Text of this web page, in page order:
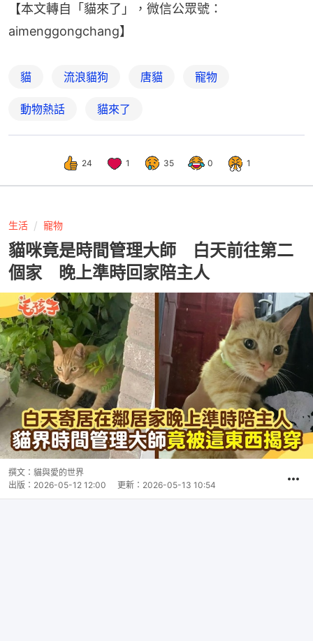
【本文轉自「貓來了」，微信公眾號：
aimenggongchang】
貓 流浪貓狗 唐貓 寵物
動物熱話 貓來了
24 1 35 0 1
生活 寵物
貓咪竟是時間管理大師 白天前往第二
個家 晚上準時回家陪主人
撰文： 貓與愛的世界
出版： 2026-05-12 12:00 更新： 2026-05-13 10:54